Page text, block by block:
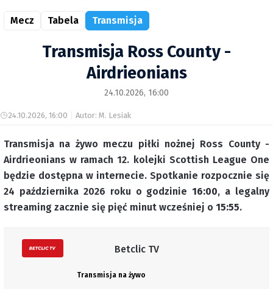
Mecz Tabela Transmisja
Transmisja Ross County -
Airdrieonians
24.10.2026, 16:00
24.10.2026, 16:00 Autor: M. Lesiak
Transmisja na żywo meczu piłki nożnej Ross County -
Airdrieonians w ramach 12. kolejki Scottish League One
będzie dostępna w internecie. Spotkanie rozpocznie się
24 października 2026 roku o godzinie16:00, a legalny
streaming zacznie się pięć minut wcześniej o 15:55.
Betclic TV
Transmisja na żywo